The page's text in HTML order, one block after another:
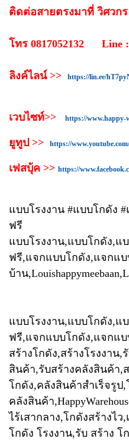
ติดต่อสายตรงมาที่ วิศวก
โทร 0817052132 Line :
ลิงค์ไลน์ >> https://lin.ee/
เวบไซท์>> https://www.happy-
ยูทูป >> https://
เฟสบุ้ค >> https://
แบบโรงงาน #แบบโกดัง
ฟรี
แบบโรงงาน,แบบโกดัง,แ
ฟรี,แจกแบบโกดัง,แจกแ
บ้าน
แบบโรงงาน,แบบโกดัง,แ
ฟรี,แจกแบบโกดัง,แจกแบ
สร้างโกดัง,สร้างโรงงาน,
สินค้า,รับสร้างคลังสินค้า,
โกดัง,คลังสินค้าสำเร็จรูป
คลังสินค้า
ไร้เสากลาง,โกดังสร้างไ
โกดัง โรงงาน,รับ สร้าง